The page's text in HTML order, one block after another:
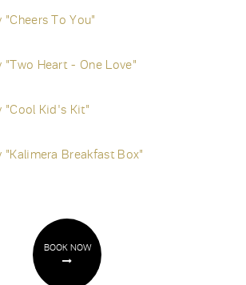
"Cheers To You"
"Two Heart - One Love"
"Cool Kid's Kit"
"Kalimera Breakfast Box"
BOOK NOW